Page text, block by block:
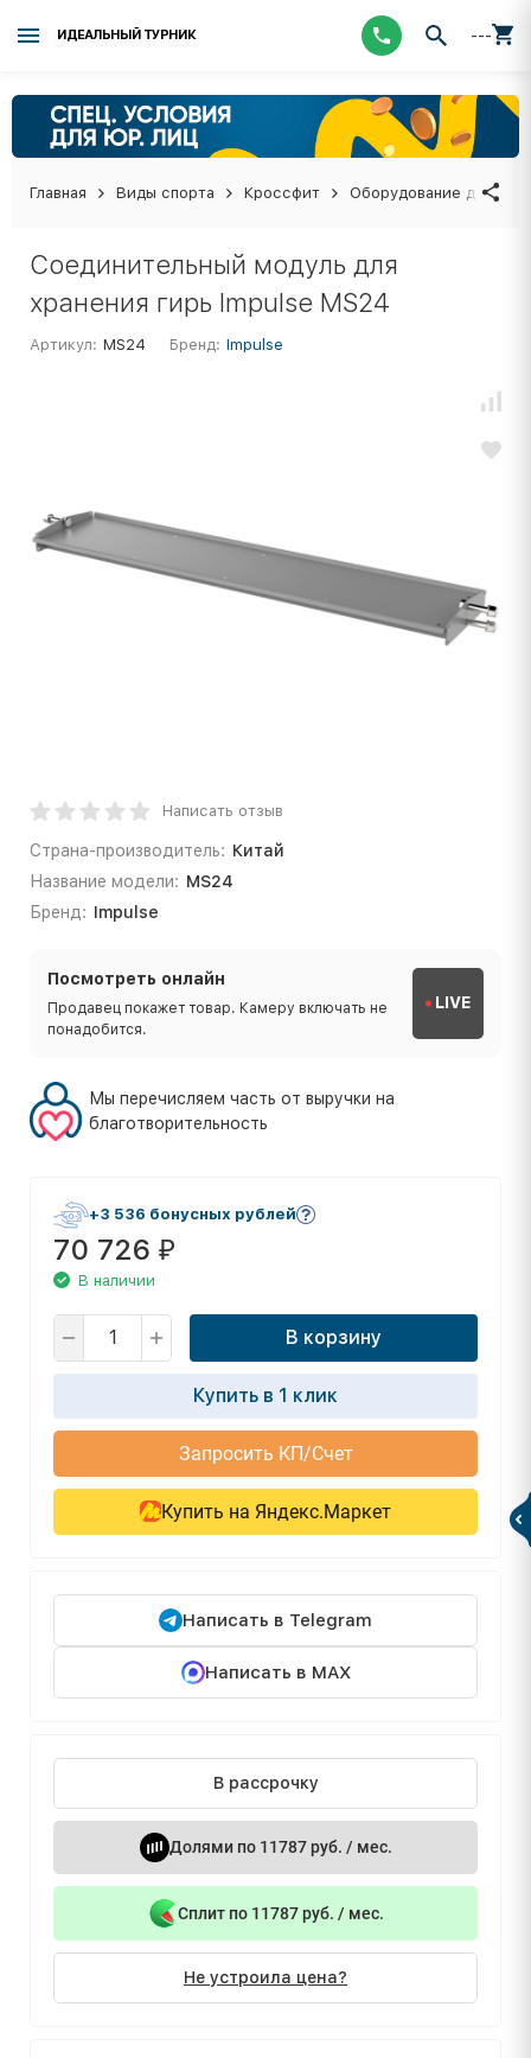
ИДЕАЛЬНЫЙ ТУРНИК ---
Главная Виды спорта Кроссфит Оборудование для
Соединительный модуль для
хранения гирь Impulse MS24
Артикул: MS24 Бренд: Impulse
Написать отзыв
Страна-производитель: Китай
Название модели: MS24
Бренд: Impulse
Посмотреть онлайн
Продавец покажет товар. Камеру включать не
понадобится.
LIVE
Мы перечисляем часть от выручки на
благотворительность
+3 536 бонусных рублей
70 726 ₽
В наличии
В корзину
Купить в 1 клик
Запросить КП/Счет
Купить на Яндекс.Маркет
Написать в Telegram
Написать в MAX
В рассрочку
Долями по 11787 руб. / мес.
Сплит по 11787 руб. / мес.
Не устроила цена?